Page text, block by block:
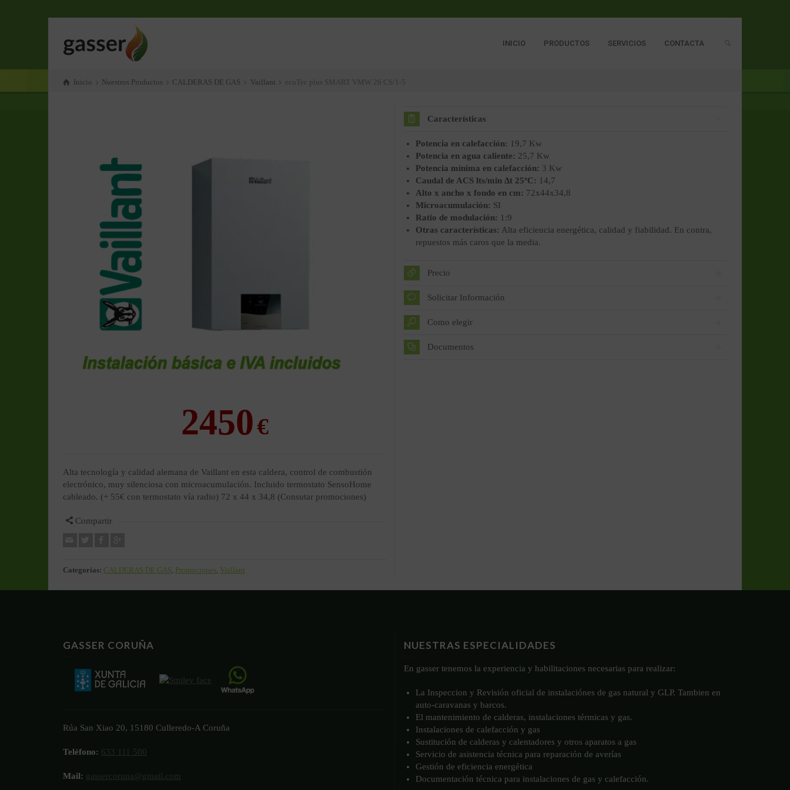
INICIO PRODUCTOS SERVICIOS CONTACTA
Inicio Nuestros Productos CALDERAS DE GAS Vaillant ecoTec plus SMART VMW 26 CS/1-5
2450
Alta tecnología y calidad alemana de Vaillant en esta caldera, control de combustión
electrónico, muy silenciosa con microacumulación. Incluido termostato SensoHome
cableado. (+ 55€ con termostato vía radio) 72 x 44 x 34,8 (Consutar promociones)
Compartir
Categorías: CALDERAS DE GAS, Promociones, Vaillant
Características
Potencia en calefacción: 19,7 Kw
Potencia en agua caliente: 25,7 Kw
Potencia mínima en calefacción: 3 Kw
Caudal de ACS lts/min Δt 25ºC: 14,7
Alto x ancho x fondo en cm: 72x44x34,8
Microacumulación: SI
Ratio de modulación: 1:9
Otras características: Alta eficiencia energética, calidad y fiabilidad. En contra,
repuestos más caros que la media.
Precio
Solicitar Información
Como elegir
Documentos
GASSER CORUÑA
Rúa San Xiao 20, 15180 Culleredo-A Coruña
Teléfono: 633 111 500
Mail: gassercoruna@gmail.com
NUESTRAS ESPECIALIDADES
En gasser tenemos la experiencia y habilitaciones necesarias para realizar:
La Inspeccion y Revisión oficial de instalaciónes de gas natural y GLP. Tambien en
auto-caravanas y barcos.
El mantenimiento de calderas, instalaciones térmicas y gas.
Instalaciones de calefacción y gas
Sustitución de calderas y calentadores y otros aparatos a gas
Servicio de asistencia técnica para reparación de averías
Gestión de eficiencia energética
Documentación técnica para instalaciones de gas y calefacción.